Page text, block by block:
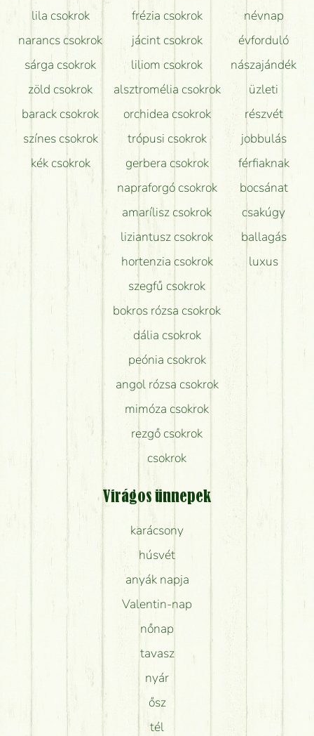
lila csokrok
narancs csokrok
sárga csokrok
zöld csokrok
barack csokrok
színes csokrok
kék csokrok
frézia csokrok
jácint csokrok
liliom csokrok
alsztromélia csokrok
orchidea csokrok
trópusi csokrok
gerbera csokrok
napraforgó csokrok
amarílisz csokrok
liziantusz csokrok
hortenzia csokrok
szegfű csokrok
bokros rózsa csokrok
dália csokrok
peónia csokrok
angol rózsa csokrok
mimóza csokrok
rezgő csokrok
csokrok
névnap
évforduló
nászajándék
üzleti
részvét
jobbulás
férfiaknak
bocsánat
csakúgy
ballagás
luxus
Virágos ünnepek
karácsony
húsvét
anyák napja
Valentin-nap
nőnap
tavasz
nyár
ősz
tél